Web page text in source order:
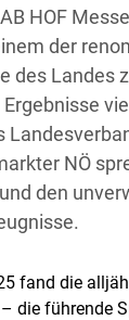
HOF
der
des Landes
NÖ
den
fand die
die führende